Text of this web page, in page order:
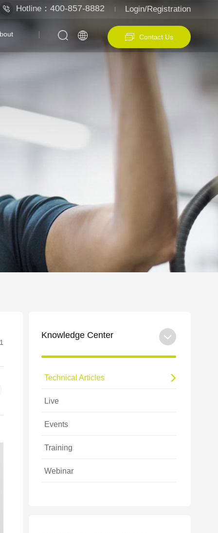
Login/Registration
Hotline：400-857-8882
Contact Us
Knowledge Center
Technical Articles
Live
Events
Training
Webinar